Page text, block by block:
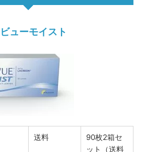
ューモイスト
送料
90枚2箱セ
ット（送料